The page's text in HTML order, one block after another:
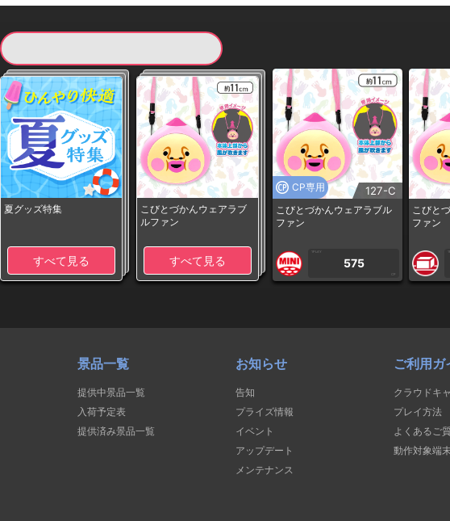
夏グッズ特集
すべて見る
こびとづかんウェアラブ
ルファン
すべて見る
CP専用 127-C
こびとづかんウェアラブル
ファン
1PLAY
575
CP
こびと
ファン
景品一覧
提供中景品一覧
入荷予定表
提供済み景品一覧
お知らせ
告知
プライズ情報
イベント
アップデート
メンテナンス
ご利用ガ
クラウドキ
プレイ方法
よくあるご
動作対象端